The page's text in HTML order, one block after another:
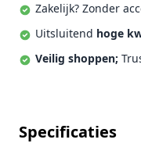
Zakelijk? Zonder
Uitsluitend hoge
Veilig shoppen;
Specificaties